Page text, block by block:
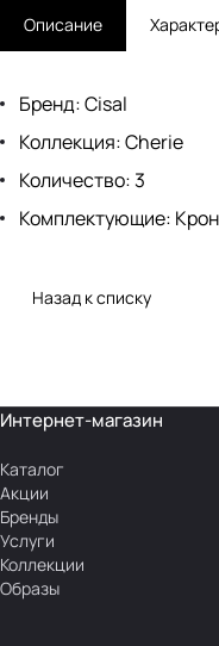
Описание
Бренд: Cisal
Коллекция: Cherie
Количество: 3
Комплектующие:
Назад к списку
Интернет-магазин
Каталог
Акции
Бренды
Услуги
Коллекции
Образы